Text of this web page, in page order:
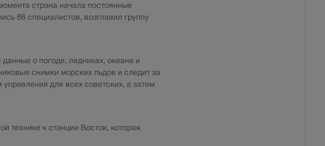
страна начала постоянные
86 специалистов, возглавил группу
о погоде, ледниках, океане и
снимки морских льдов и следит за
для всех советских, а затем
технике к станции Восток, которая